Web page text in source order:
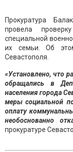
Прокуратура
провела
специальной
их семьи. Об
Севастополя.
«Установлено, что
обращались в
населения города
меры социальной
оплату
необоснованно
прокуратуре